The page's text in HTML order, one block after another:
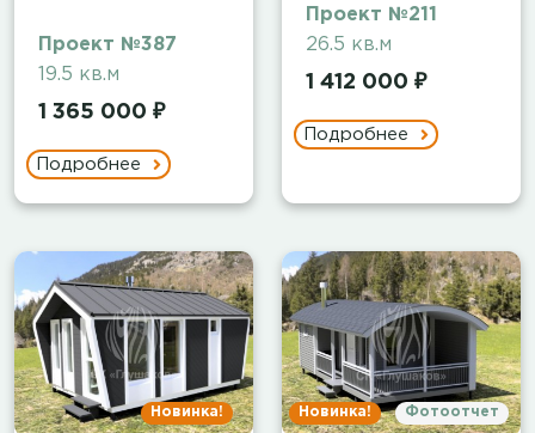
Проект №387
19.5 кв.м
1 365 000 ₽
Подробнее
Проект №211
26.5 кв.м
1 412 000 ₽
Подробнее
Новинка! Новинка! Фотоотчет